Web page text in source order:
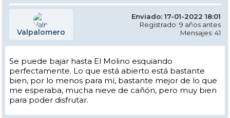
Valpalomero
Enviado: 17-01-2022 18:01
Registrado: 9 años antes
Mensajes: 41
Se puede bajar hasta El Molino esquiando
perfectamente. Lo que está abierto está bastante
bien, por lo menos para mí, bastante mejor de lo que
me esperaba, mucha nieve de cañón, pero muy bien
para poder disfrutar.